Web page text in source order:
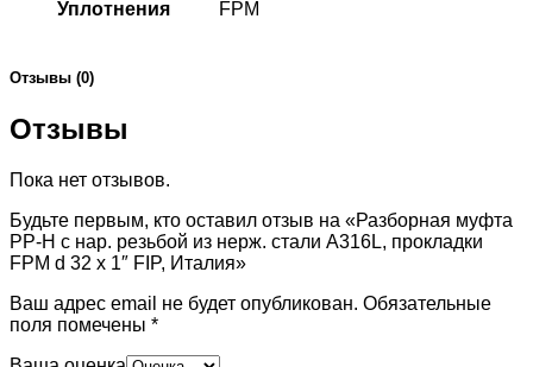
Уплотнения FPM
Отзывы (0)
Отзывы
Пока нет отзывов.
Будьте первым, кто оставил отзыв на «Разборная муфта
PP-H с нар. резьбой из нерж. стали A316L, прокладки
FPM d 32 х 1″ FIP, Италия»
Ваш адрес email не будет опубликован. Обязательные
поля помечены *